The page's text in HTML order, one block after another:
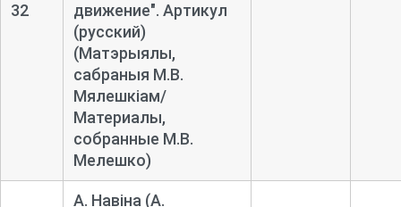
32
движение". Артикул
(русский)
(Матэрыялы,
сабраныя М.В.
Мялешкіам/
Материалы,
собранные М.В.
Мелешко)
А. Навіна (А.